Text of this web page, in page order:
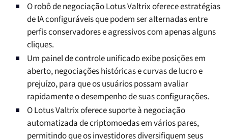
O robô de negociação Lotus Valtrix oferece estratégias
de IA configuráveis que podem ser alternadas entre
perfis conservadores e agressivos com apenas alguns
cliques.
Um painel de controle unificado exibe posições em
aberto, negociações históricas e curvas de lucro e
prejuízo, para que os usuários possam avaliar
rapidamente o desempenho de suas configurações.
O Lotus Valtrix oferece suporte à negociação
automatizada de criptomoedas em vários pares,
permitindo que os investidores diversifiquem seus